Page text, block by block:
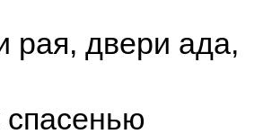
рая, двери ада,
спасенью